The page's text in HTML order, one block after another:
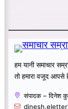
हम यानी समाचार
तो हमारा वजूद आपसे
संपादक – दिनेश